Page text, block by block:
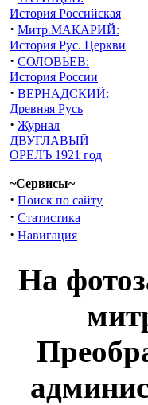
История Российская
· Митр.МАКАРИЙ:
История Рус. Церкви
· СОЛОВЬЕВ:
История России
· ВЕРНАДСКИЙ:
Древняя Русь
· Журнал
ДВУГЛАВЫЙ
ОРЕЛЪ 1921 год
~Сервисы~
· Поиск по сайту
· Статистика
· Навигация
На